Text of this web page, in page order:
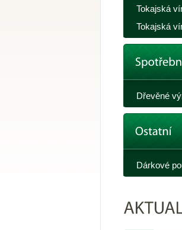
Tokajská
Tokajská
Dřevěné
Dárkové